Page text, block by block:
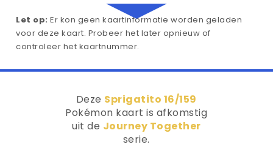
Let op: Er kon geen kaartinformatie worden geladen
voor deze kaart. Probeer het later opnieuw of
controleer het kaartnummer.
Deze Sprigatito 16/159
Pokémon kaart is afkomstig
uit de Journey Together
serie.